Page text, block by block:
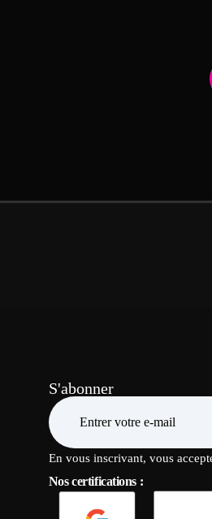
S'abonner
En vous inscrivant, vous
Nos certifications :